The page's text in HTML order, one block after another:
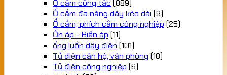
Ổ cắm công tắc (889)
Ổ cắm đa năng dây kéo dài (9)
Ổ cắm, phích cắm công nghiệp (25)
Ổn áp - Biến áp (11)
ống luồn dây điện (101)
Tủ điện căn hộ, văn phòng (18)
Tủ điện công nghiệp (6)